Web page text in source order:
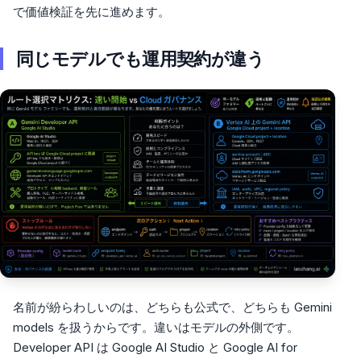
で価値検証を先に進めます。
同じモデルでも運用契約が違う
名前が紛らわしいのは、どちらも公式で、どちらも Gemini
models を扱うからです。違いはモデルの外側です。
Developer API は Google AI Studio と Google AI for